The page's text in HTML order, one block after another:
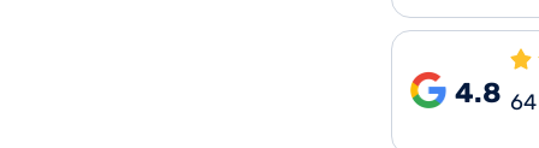
4.8 64